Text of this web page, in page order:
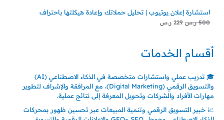
استشارة إعلان يوتيوب | تحليل حملاتك وإعادة هيكلتها باحتراف
500 ر.س 229 ر.س
أقسام الخدمات
🎓 تدريب عملي واستشارات متخصصة في الذكاء الاصطناعي (AI)
والتسويق الرقمي (Digital Marketing)، مع المرافقة والإشراف لتطوير
مهارات الأفراد والشركات وتحويل المعرفة إلى نتائج عملية.
📈 خبير التسويق الرقمي وتنمية المبيعات عبر تحسين ظهور بمحركات